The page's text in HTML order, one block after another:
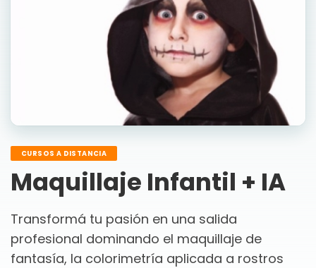
CURSOS A DISTANCIA
Maquillaje Infantil + IA
Transformá tu pasión en una salida
profesional dominando el maquillaje de
fantasía, la colorimetría aplicada a rostros